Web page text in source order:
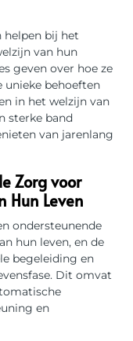
helpen bij het
van hun
geven over hoe ze
unieke behoeften
in het welzijn van
sterke band
van jarenlang
Zorg voor
Hun Leven
ondersteunende
hun leven, en de
begeleiding en
Dit omvat
en